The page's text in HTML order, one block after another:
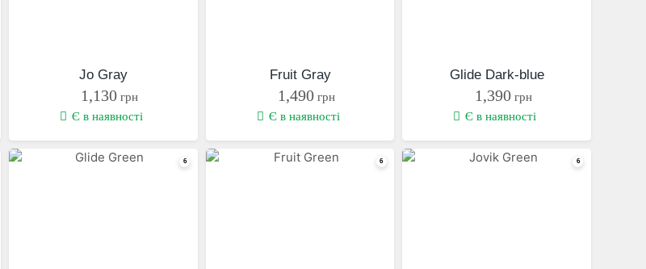
Jo Gray
1,130 грн
Є в наявності
Fruit Gray
1,490 грн
Є в наявності
Glide Dark-blue
1,390грн
Є в наявності